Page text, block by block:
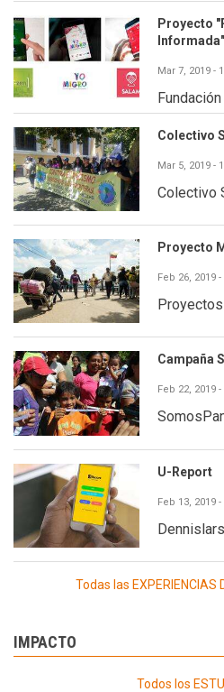
Proyecto
Informada"
Mar 7, 2019 -
Colectivo
Mar 5, 2019 -
Colectivo
Proyecto
Feb 26, 2019 -
Campaña
Feb 22, 2019 -
U-Report
Feb 13, 2019 -
Todas las EXPERIENCIAS
IMPACTO
Todos los